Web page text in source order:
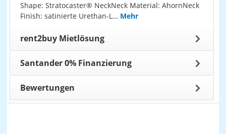
Shape: Stratocaster® NeckNeck Material: AhornNeck
Finish: satinierte Urethan-L… Mehr
rent2buy Mietlösung
Santander 0% Finanzierung
Bewertungen